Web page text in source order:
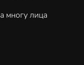
многу лица